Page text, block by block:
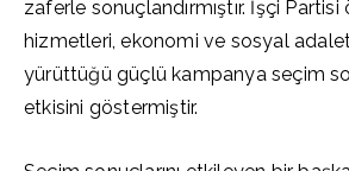
zaferle sonuçlandırmıştır. İşçi
hizmetleri, ekonomi ve sosyal
yürüttüğü güçlü kampanya seçim
etkisini göstermiştir.